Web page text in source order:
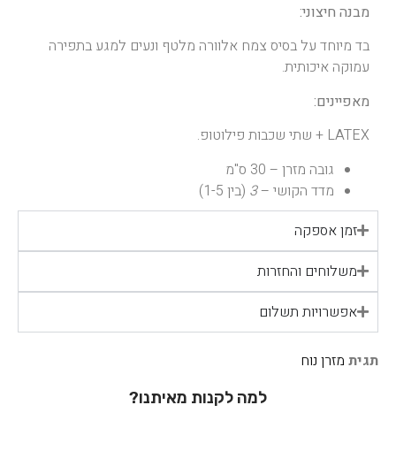
מבנה חיצוני:
בד מיוחד על בסיס צמח אלוורה מלטף ונעים למגע בתפירה
עמוקה איכותית.
מאפיינים:
LATEX + שתי שכבות פילוטופ.
גובה מזרן – 30 ס"מ
מדד הקושי –3 (בין 1-5)
זמן אספקה
משלוחים והחזרות
אפשרויות תשלום
תגית מזרן נוח
למה לקנות מאיתנו?